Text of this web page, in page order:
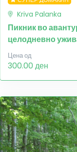
Kriva Palanka
Пикник во
целодневно
Цена од
300.00 ден